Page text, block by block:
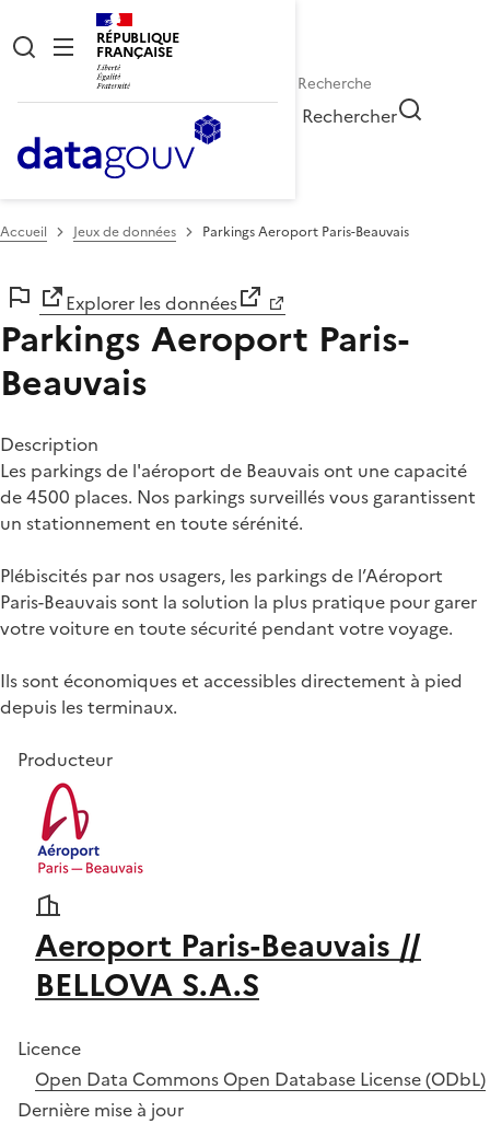
RÉPUBLIQUE
FRANÇAISE
Rechercher
Accueil Jeux de données Parkings Aeroport Paris-Beauvais
Explorer les données
Parkings Aeroport Paris-
Beauvais
Description
Les parkings de l'aéroport de Beauvais ont une capacité
de 4500 places. Nos parkings surveillés vous garantissent
un stationnement en toute sérénité.
Plébiscités par nos usagers, les parkings de l’Aéroport
Paris-Beauvais sont la solution la plus pratique pour garer
votre voiture en toute sécurité pendant votre voyage.
Ils sont économiques et accessibles directement à pied
depuis les terminaux.
Producteur
Aeroport Paris-Beauvais //
BELLOVA S.A.S
Licence
Open Data Commons Open Database License (ODbL)
Dernière mise à jour